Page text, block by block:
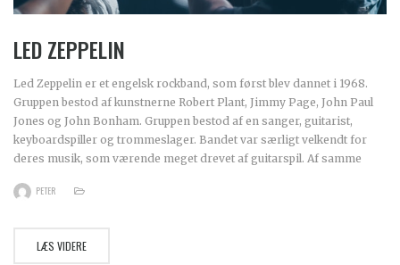
LED ZEPPELIN
Led Zeppelin er et engelsk rockband, som først blev dannet i 1968.
Gruppen bestod af kunstnerne Robert Plant, Jimmy Page, John Paul
Jones og John Bonham. Gruppen bestod af en sanger, guitarist,
keyboardspiller og trommeslager. Bandet var særligt velkendt for
deres musik, som værende meget drevet af guitarspil. Af samme
PETER
LÆS VIDERE